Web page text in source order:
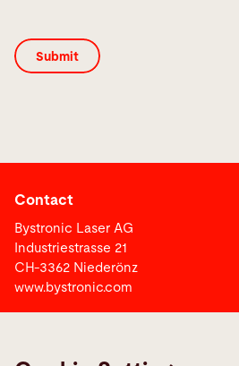
Contact
Bystronic Laser AG
Industriestrasse 21
CH-3362 Niederönz
www.bystronic.com